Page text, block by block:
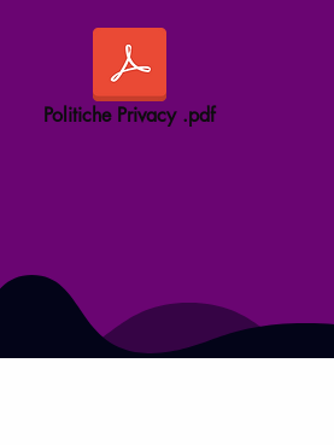
Politiche Privacy .pdf